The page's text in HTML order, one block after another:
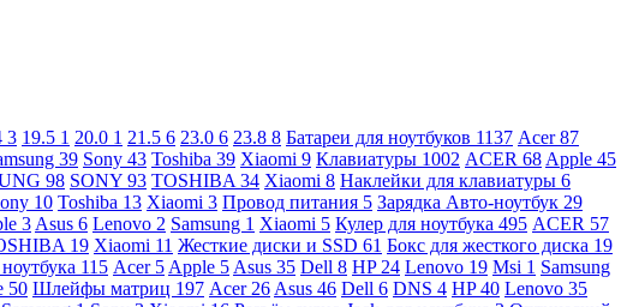
3 19.5 1 20.0 1 21.5 6 23.0 6 23.8 8 Батареи для ноутбуков 1137 Acer87
39 Sony 43 Toshiba 39 Xiaomi 9 Клавиатуры 1002 ACER 68 Apple 45
98 SONY 93 TOSHIBA 34 Xiaomi 8 Наклейки для клавиатуры 6
10 Toshiba 13 Xiaomi 3 Провод питания 5 Зарядка Авто-ноутбук 29
3 Asus 6 Lenovo 2 Samsung 1 Xiaomi 5 Кулер для ноутбука 495 ACER 57
19 Xiaomi 11 Жесткие диски и SSD 61 Бокс для жесткого диска 19
115 Acer 5 Apple 5 Asus 35 Dell 8 HP 24 Lenovo 19 Msi 1 Samsung
50 Шлейфы матриц 197 Acer 26 Asus 46 Dell 6 DNS 4 HP40 Lenovo 35